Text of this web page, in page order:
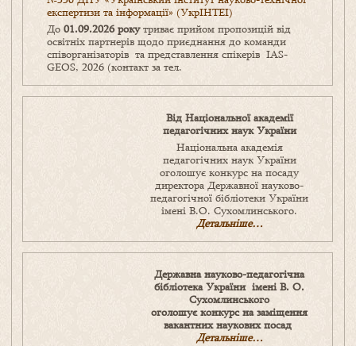
експертизи та інформації» (УкрІНТЕІ)
До 01.09.2026 рокутриває прийом пропозицій від
освітніх партнерів щодо приєднання до команди
співорганізаторів та представлення спікерів IAS-
GEOS, 2026 (контакт за тел.
Від Національної академії
педагогічних наук України
Національна академія
педагогічних наук України
оголошує конкурс на посаду
директора Державної науково-
педагогічної бібліотеки України
імені В.О. Сухомлинського.
Детальніше…
Державна науково-педагогічна
бібліотека України імені В. О.
Сухомлинського
оголошує конкурс на заміщення
вакантних наукових посад
Детальніше…